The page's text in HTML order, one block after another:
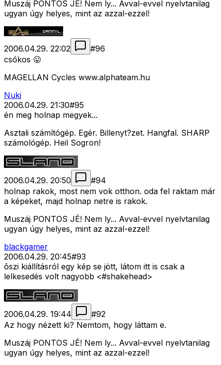
Muszáj PONTOS JÉ! Nem ly... Avval-evvel nyelvtanilag
ugyan úgy helyes, mint az azzal-ezzel!
2006.04.29. 22:02 #96
csókos 😛
MAGELLAN Cycles www.alphateam.hu
Nuki
2006.04.29. 21:30#95
én meg holnap megyek...
Asztali számítógép. Egér. Billenyt?zet. Hangfal. SHARP
számológép. Heil Sogron!
2006.04.29. 20:50 #94
holnap rakok, most nem vok otthon. oda fel raktam már
a képeket, majd holnap netre is rakok.
Muszáj PONTOS JÉ! Nem ly... Avval-evvel nyelvtanilag
ugyan úgy helyes, mint az azzal-ezzel!
blackgamer
2006.04.29. 20:45#93
õszi kiállításról egy kép se jött, látom itt is csak a
lelkesedés volt nagyobb <#shakehead>
2006.04.29. 19:44 #92
Az hogy nézett ki? Nemtom, hogy láttam e.
Muszáj PONTOS JÉ! Nem ly... Avval-evvel nyelvtanilag
ugyan úgy helyes, mint az azzal-ezzel!